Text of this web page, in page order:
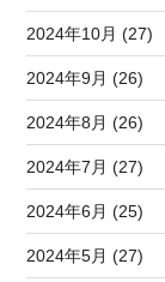
2024年10月 (27)
2024年9月 (26)
2024年8月 (26)
2024年7月 (27)
2024年6月 (25)
2024年5月 (27)